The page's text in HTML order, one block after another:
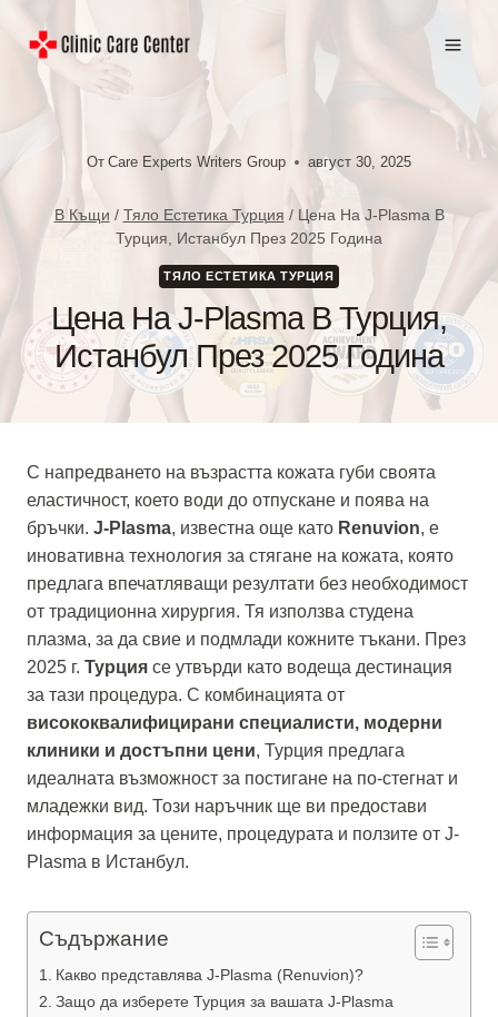
съдържанието
От Care Experts Writers Group август 30, 2025
В Къщи / Тяло Естетика Турция / Цена На J-Plasma В
Турция, Истанбул През 2025 Година
ТЯЛО ЕСТЕТИКА ТУРЦИЯ
Цена На J-Plasma В Турция,
Истанбул През 2025 Година
С напредването на възрастта кожата губи своята
еластичност, което води до отпускане и поява на
бръчки. J-Plasma, известна още като Renuvion, е
иновативна технология за стягане на кожата, която
предлага впечатляващи резултати без необходимост
от традиционна хирургия. Тя използва студена
плазма, за да свие и подмлади кожните тъкани. През
2025 г. Турция се утвърди като водеща дестинация
за тази процедура. С комбинацията от
висококвалифицирани специалисти, модерни
клиники и достъпни цени, Турция предлага
идеалната възможност за постигане на по-стегнат и
младежки вид. Този наръчник ще ви предостави
информация за цените, процедурата и ползите от J-
Plasma в Истанбул.
Съдържание
Какво представлява J-Plasma (Renuvion)?
Защо да изберете Турция за вашата J-Plasma